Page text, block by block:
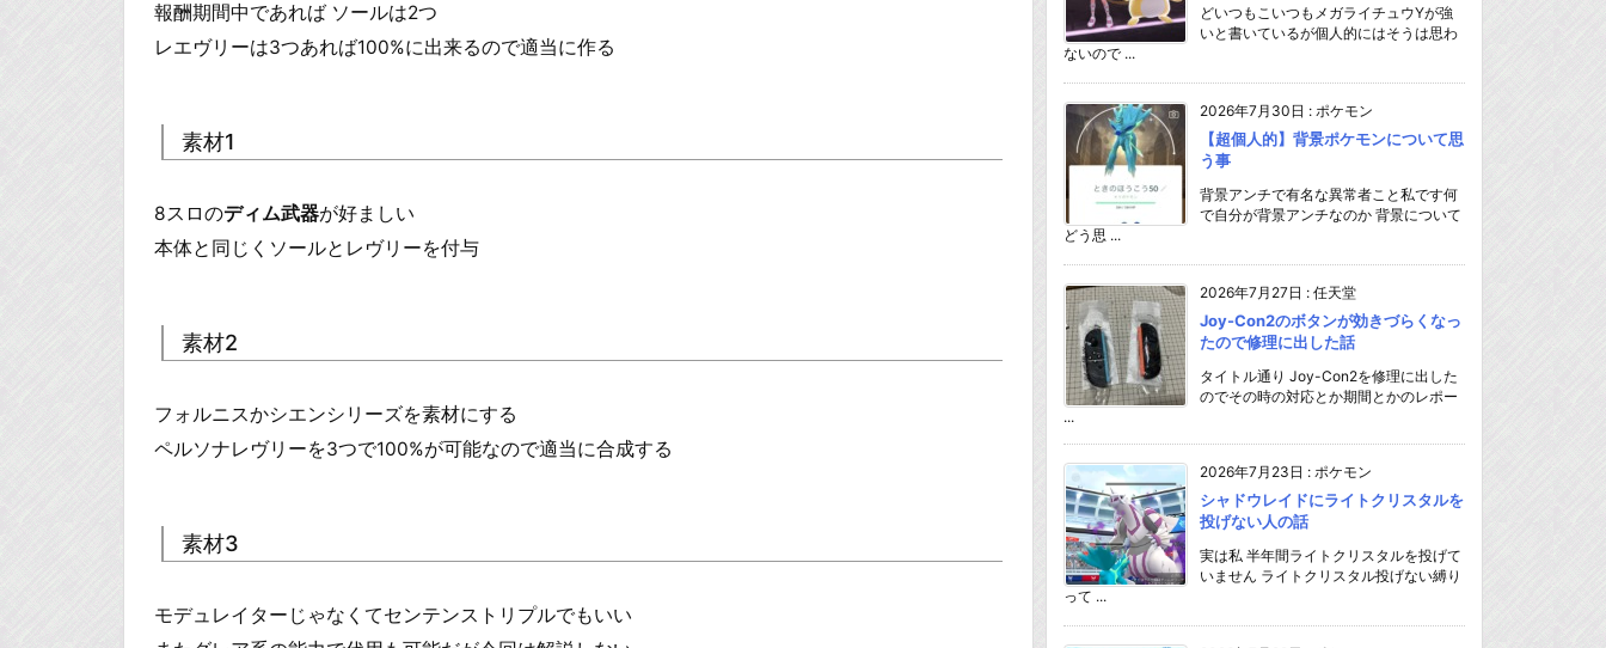
報酬期間中であれば ソールは2つ
レエヴリーは3つあれば100%に出来るので適当に作る
素材1
8スロのディム武器が好ましい
本体と同じくソールとレヴリーを付与
素材2
フォルニスかシエンシリーズを素材にする
ペルソナレヴリーを3つで100%が可能なので適当に合成する
素材3
モデュレイターじゃなくてセンテンストリプルでもいい
どいつもこいつもメガライチュウYが強
いと書いているが個人的にはそうは思わ
ないので ...
2026年7月30日 : ポケモン
【超個人的】背景ポケモンについて思
う事
背景アンチで有名な異常者こと私です何
で自分が背景アンチなのか 背景について
どう思 ...
2026年7月27日 : 任天堂
Joy-Con2のボタンが効きづらくなっ
たので修理に出した話
タイトル通り Joy-Con2を修理に出した
のでその時の対応とか期間とかのレポー
...
2026年7月23日 : ポケモン
シャドウレイドにライトクリスタルを
投げない人の話
実は私 半年間ライトクリスタルを投げて
いません ライトクリスタル投げない縛り
って ...